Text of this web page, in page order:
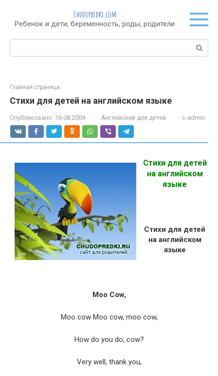
контенту
Chudopredki.com
Ребенок и дети, беременность, роды, родители
Поиск:
Главная страница
Стихи для детей на английском языке
Опубликовано: 16.08.2009 Английский для детей c-admin
Стихи для детей
на английском
языке
Стихи для детей
на английском
языке
Moo Cow,
Moo cow Moo cow, moo cow,
How do you do, cow?
Very well, thank you,